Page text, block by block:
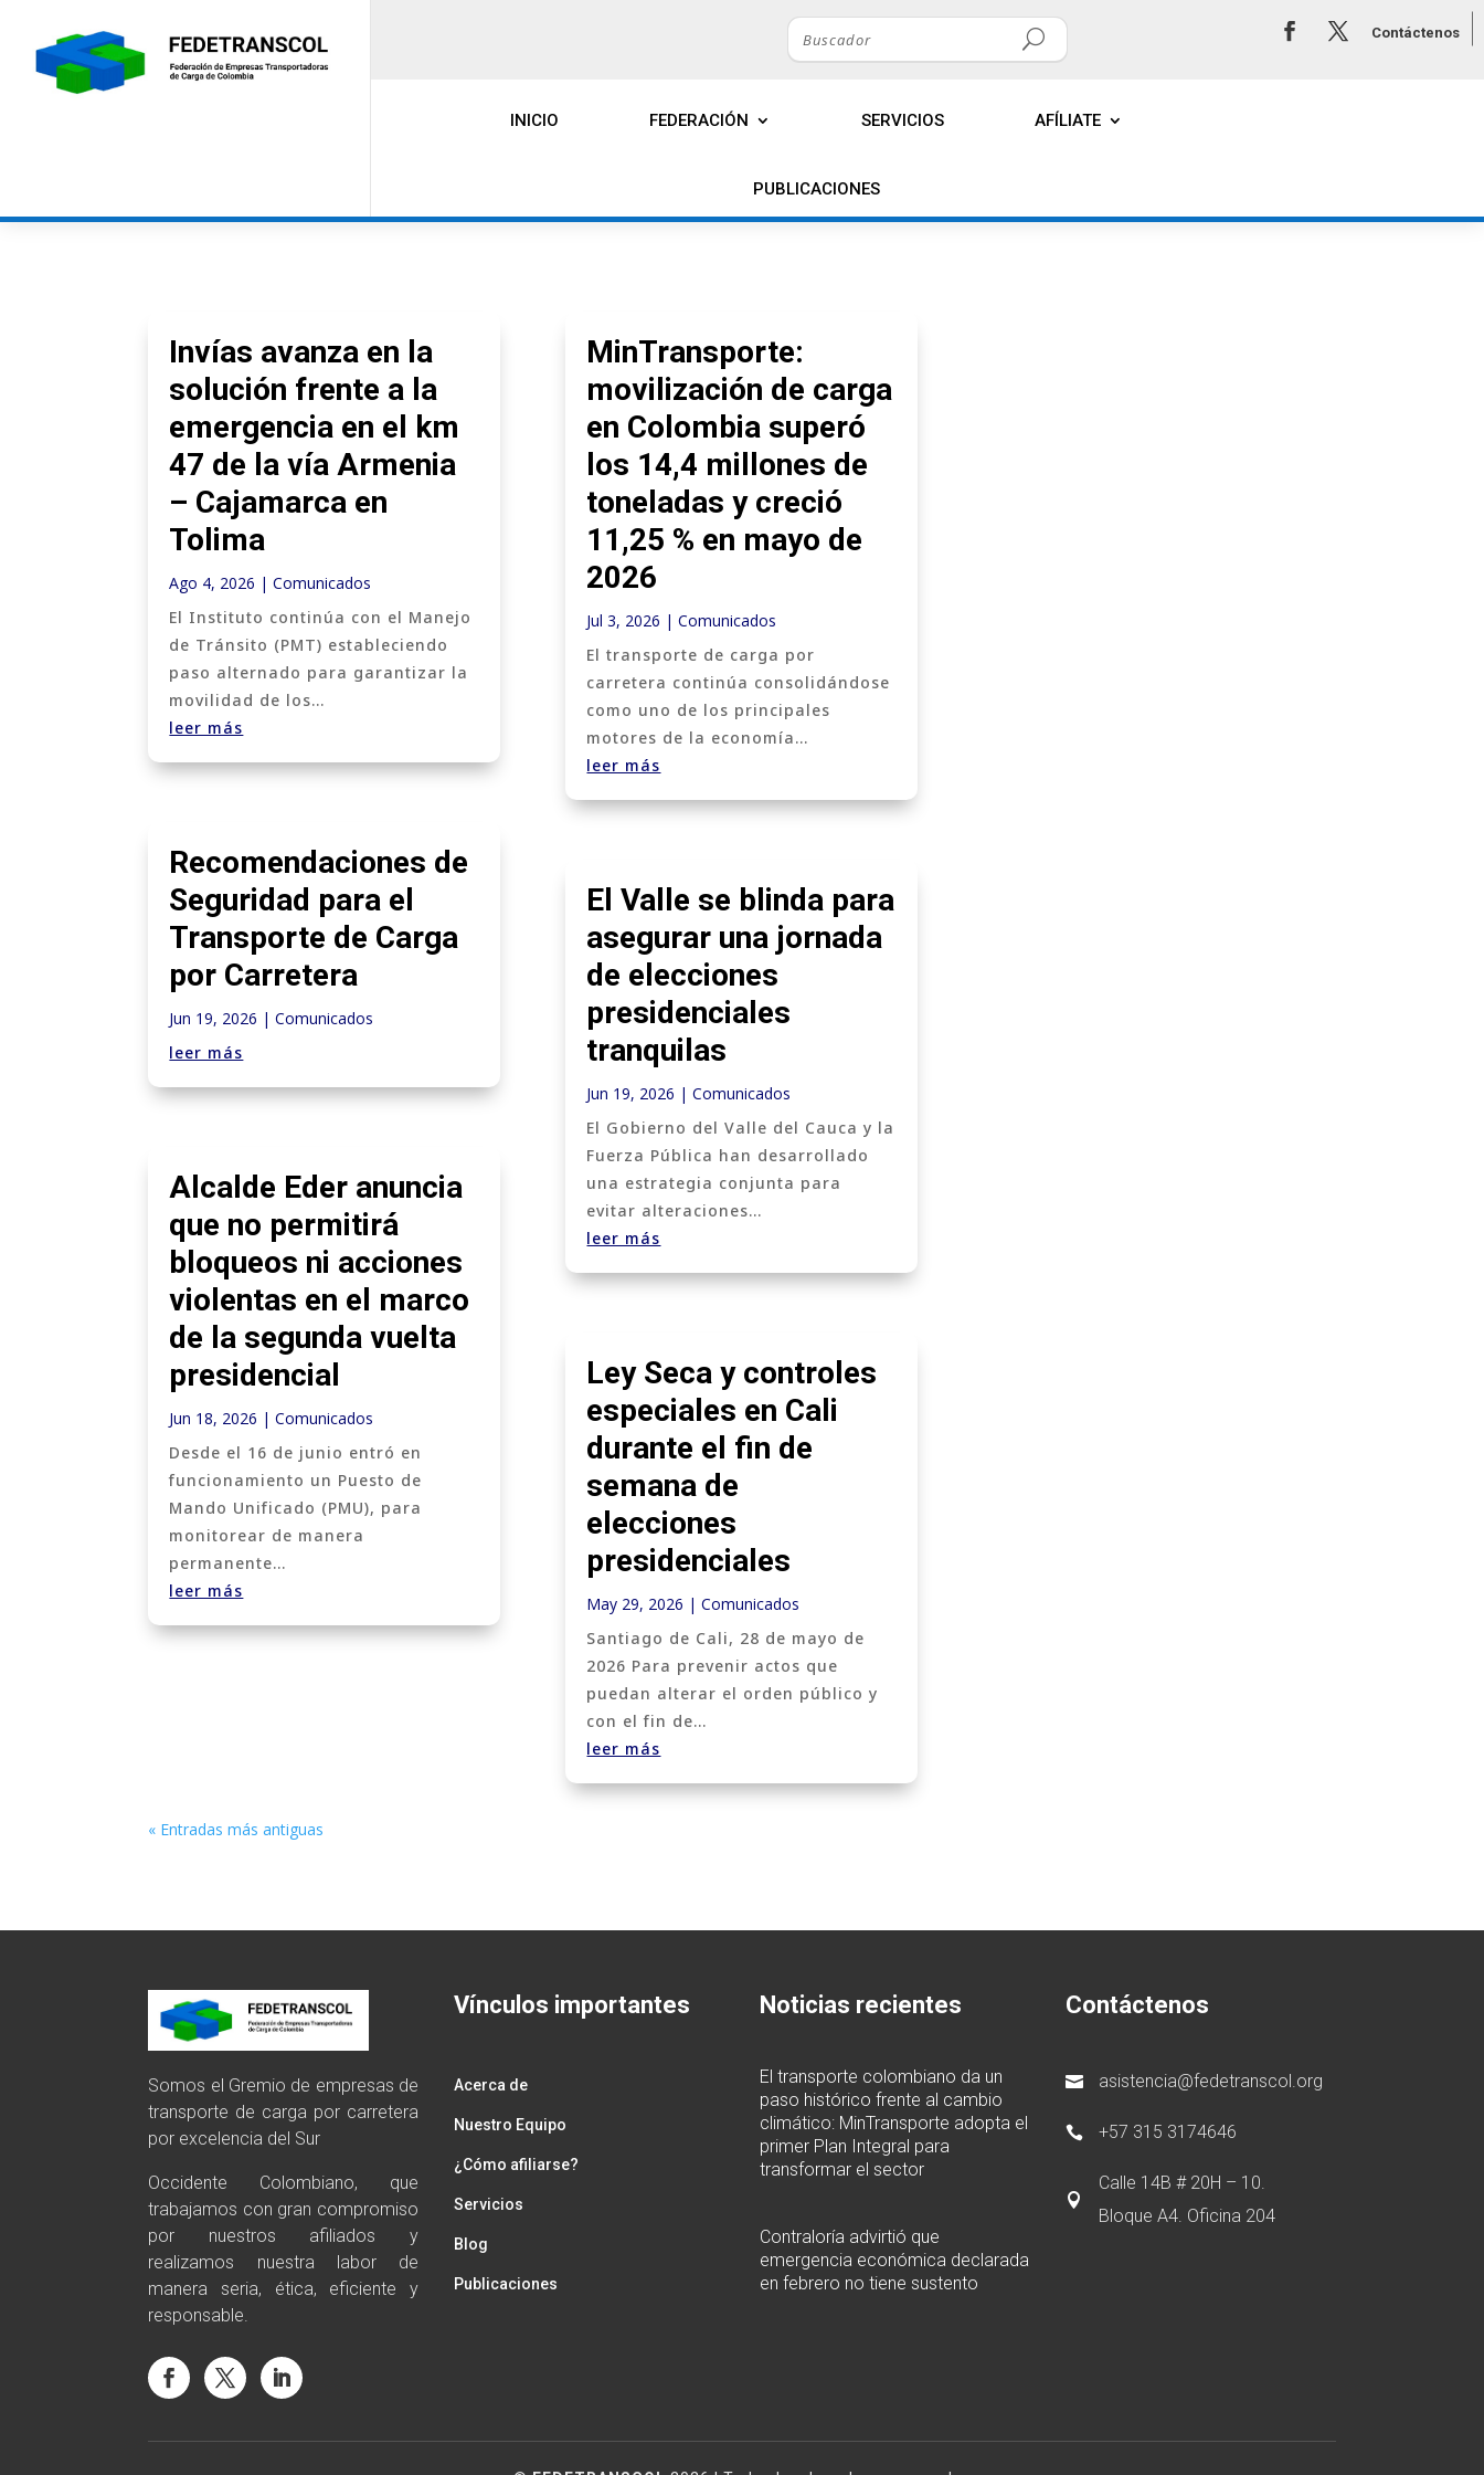
Contáctenos
INICIO FEDERACIÓN SERVICIOS AFÍLIATE
PUBLICACIONES
Invías avanza en la
solución frente a la
emergencia en el km
47 de la vía Armenia
– Cajamarca en
Tolima
Ago 4, 2026 |Comunicados
El Instituto continúa con el Manejo
de Tránsito (PMT) estableciendo
paso alternado para garantizar la
movilidad de los...
leer más
Recomendaciones de
Seguridad para el
Transporte de Carga
por Carretera
Jun 19, 2026 |Comunicados
leer más
Alcalde Eder anuncia
que no permitirá
bloqueos ni acciones
violentas en el marco
de la segunda vuelta
presidencial
Jun 18, 2026 |Comunicados
Desde el 16 de junio entró en
funcionamiento un Puesto de
Mando Unificado (PMU), para
monitorear de manera
permanente...
leer más
MinTransporte:
movilización de carga
en Colombia superó
los 14,4 millones de
toneladas y creció
11,25 % en mayo de
2026
Jul 3, 2026 |Comunicados
El transporte de carga por
carretera continúa consolidándose
como uno de los principales
motores de la economía...
leer más
El Valle se blinda para
asegurar una jornada
de elecciones
presidenciales
tranquilas
Jun 19, 2026 |Comunicados
El Gobierno del Valle del Cauca y la
Fuerza Pública han desarrollado
una estrategia conjunta para
evitar alteraciones...
leer más
Ley Seca y controles
especiales en Cali
durante el fin de
semana de
elecciones
presidenciales
May 29, 2026 |Comunicados
Santiago de Cali, 28 de mayo de
2026 Para prevenir actos que
puedan alterar el orden público y
con el fin de...
leer más
« Entradas más antiguas
Somos el Gremio de empresas de
transporte de carga por carretera
por excelencia del Sur
Occidente Colombiano, que
trabajamos con gran compromiso
por nuestros afiliados y
realizamos nuestra labor de
manera seria, ética, eficiente y
responsable.
Vínculos importantes
Acerca de
Nuestro Equipo
¿Cómo afiliarse?
Servicios
Blog
Publicaciones
Noticias recientes
El transporte colombiano da un
paso histórico frente al cambio
climático: MinTransporte adopta el
primer Plan Integral para
transformar el sector
Contraloría advirtió que
emergencia económica declarada
en febrero no tiene sustento
Contáctenos
 asistencia@fedetranscol.org
 +57 315 3174646

Calle 14B # 20H – 10.
Bloque A4. Oficina 204